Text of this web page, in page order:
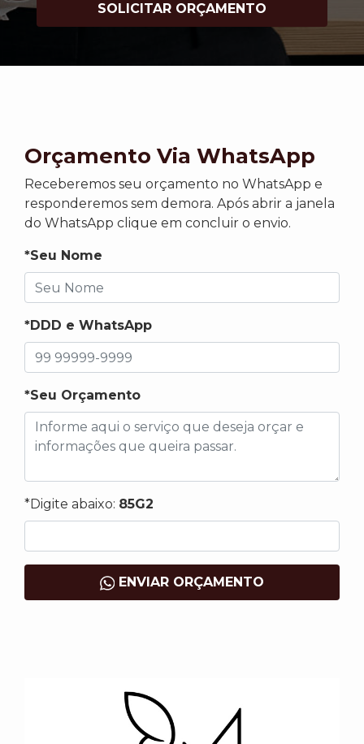
SOLICITAR ORÇAMENTO
Orçamento Via WhatsApp
Receberemos seu orçamento no WhatsApp e
responderemos sem demora. Após abrir a janela
do WhatsApp clique em concluir o envio.
*Seu Nome
*DDD e WhatsApp
*Seu Orçamento
*Digite abaixo: 85G2
ENVIAR ORÇAMENTO